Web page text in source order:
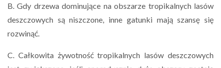
B. Gdy drzewa dominujące na obszarze tropikalnych lasów
deszczowych są niszczone, inne gatunki mają szansę się
rozwinąć.
C. Całkowita żywotność tropikalnych lasów deszczowych